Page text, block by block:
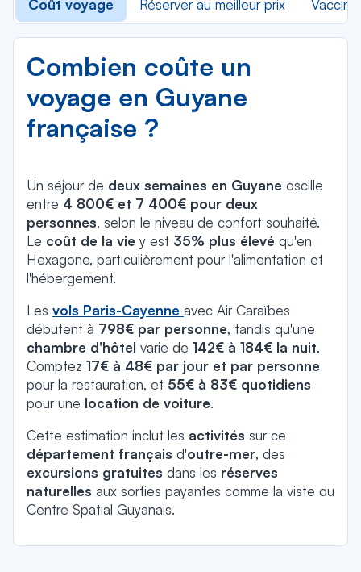
Coût voyage Réserver au meilleur prix
Combien coûte un
voyage en Guyane
française ?
Un séjour de deux semaines en Guyane oscille
entre 4 800€ et 7 400€ pour deux
personnes, selon le niveau de confort souhaité.
Le coût de la vie y est 35% plus élevé qu'en
Hexagone, particulièrement pour l'alimentation et
l'hébergement.
Les vols Paris-Cayenne avec Air Caraïbes
débutent à 798€ par personne, tandis qu'une
chambre d'hôtel varie de 142€ à 184€ la nuit.
Comptez 17€ à 48€ par jour et par personne
pour la restauration, et 55€ à 83€ quotidiens
pour une location de voiture.
Cette estimation inclut les activités sur ce
département français d'outre-mer, des
excursions gratuites dans les réserves
naturelles aux sorties payantes comme la viste du
Centre Spatial Guyanais.